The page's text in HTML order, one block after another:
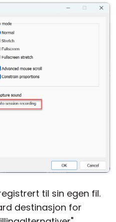
til sin egen fil.
destinasjon for